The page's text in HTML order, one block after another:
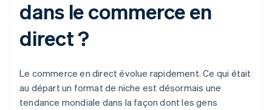
dans le commerce en
direct ?
Le commerce en direct évolue rapidement. Ce qui était
au départ un format de niche est désormais une
tendance mondiale dans la façon dont les gens